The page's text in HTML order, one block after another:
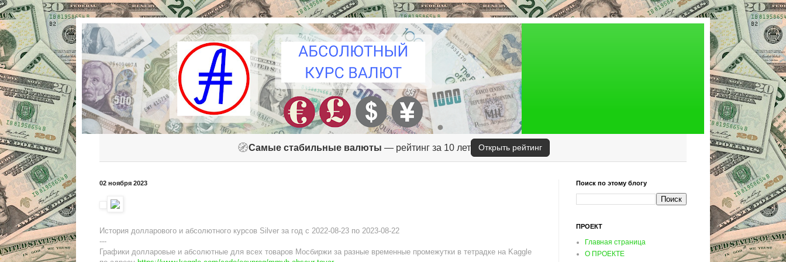
🧭Самые стабильные валюты — рейтинг за 10 лет Открыть рейтинг
02 ноября 2023
История долларового и абсолютного курсов Silver за год c 2022-08-23 по 2023-08-22
---
Графики долларовые и абсолютные для всех товаров Мосбиржи за разные временные промежутки в тетрадке на Kaggle
Поиск по этому блогу
ПРОЕКТ
Главная страница
О ПРОЕКТЕ